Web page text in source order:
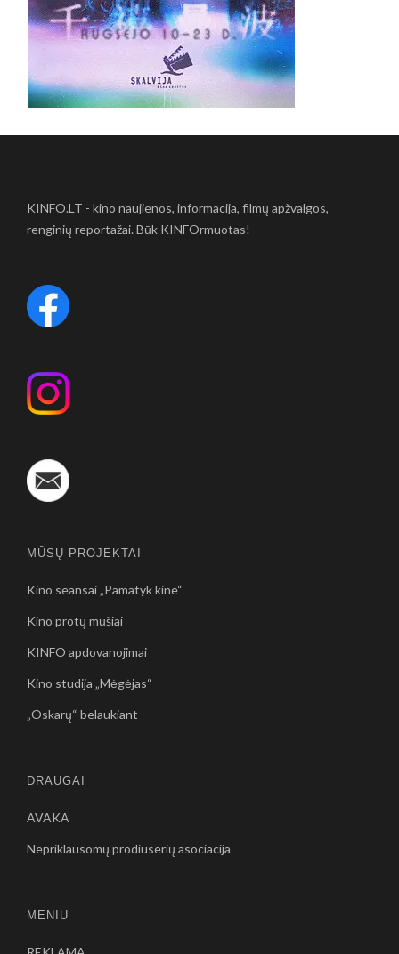
KINFO.LT - kino naujienos, informacija, filmų apžvalgos,
renginių reportažai. Būk KINFOrmuotas!
MŪSŲ PROJEKTAI
Kino seansai „Pamatyk kine“
Kino protų mūšiai
KINFO apdovanojimai
Kino studija „Mėgėjas“
„Oskarų“ belaukiant
DRAUGAI
AVAKA
Nepriklausomų prodiuserių asociacija
MENIU